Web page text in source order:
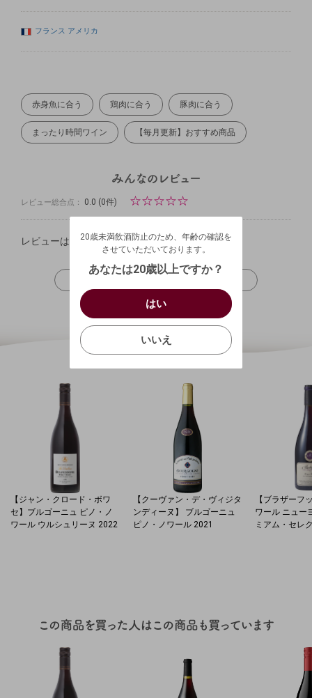
お買い物を続ける カートへ進む
フランス アメリカ
赤身魚に合う 鶏肉に合う 豚肉に合う
まったり時間ワイン 【毎月更新】おすすめ商品
レビュー総合点： 0.0 (0件) ☆☆☆☆☆
レビューはありません。
【ジャン・クロード・ボワ
セ】ブルゴーニュ ピノ・ノ
ワール ウルシュリーヌ 2022
【クーヴァン・デ・ヴィジタ
ンディーヌ】 ブルゴーニュ
ピノ・ノワール 2021
【ブラザーフ
ワール ニュー
ミアム・セレ
20歳未満飲酒防止のため、年齢の確認を
させていただいております。
あなたは20歳以上ですか？
はい
いいえ
生年月日を入力してください。
西暦
/
確認する
ログアウトします。よろしいですか？
いいえ